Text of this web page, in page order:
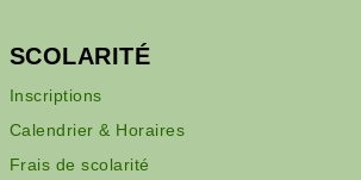
SCOLARITÉ
Inscriptions
Calendrier & Horaires
Frais de scolarité